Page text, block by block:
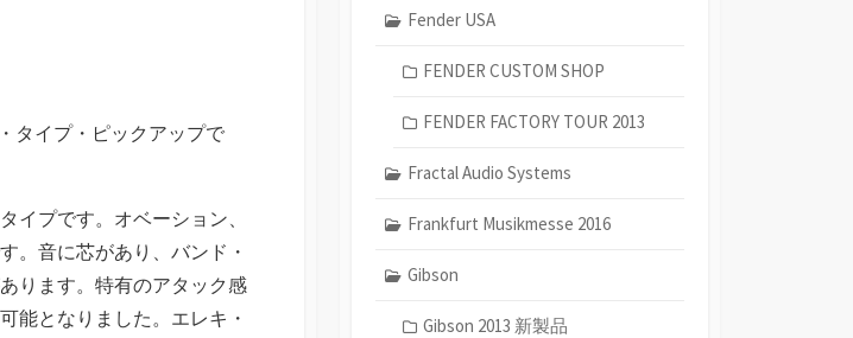
タイプ・ピックアップで
イプです。オベーション、
。音に芯があり、バンド・
ります。特有のアタック感
能となりました。エレキ・
Fender USA
FENDER CUSTOM SHOP
FENDER FACTORY TOUR 2013
Fractal Audio Systems
Frankfurt Musikmesse 2016
Gibson
Gibson 2013 新製品